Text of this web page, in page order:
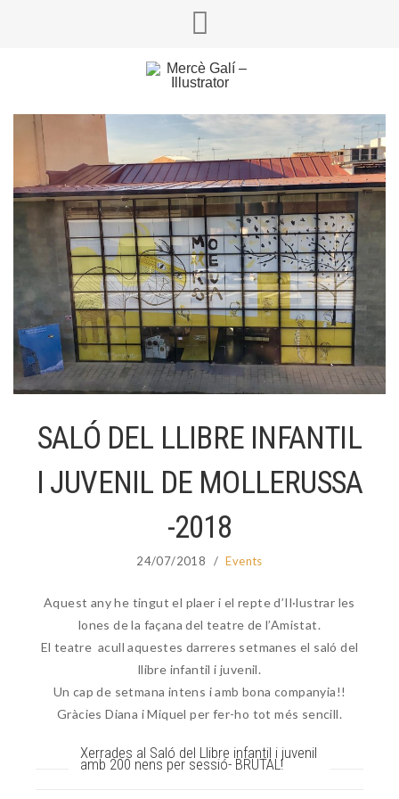
SALÓ DEL LLIBRE INFANTIL
I JUVENIL DE MOLLERUSSA
-2018
24/07/2018 / Events
Aquest any he tingut el plaer i el repte d’Il·lustrar les
lones de la façana del teatre de l’Amistat.
El teatre acull aquestes darreres setmanes el saló del
llibre infantil i juvenil.
Un cap de setmana intens i amb bona companyia!!
Gràcies Diana i Miquel per fer-ho tot més sencill.
Xerrades al Saló del Llibre infantil i juvenil
amb 200 nens per sessió- BRUTAL!